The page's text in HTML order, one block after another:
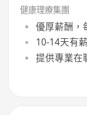
絡等, 培訓費
知識)
健康理療集團
優厚薪酬，
10-14天有
提供專業在